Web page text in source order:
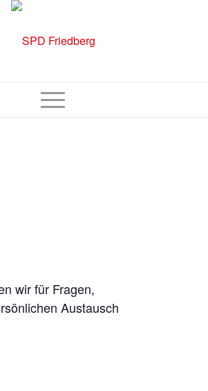
wir für Fragen,
Austausch